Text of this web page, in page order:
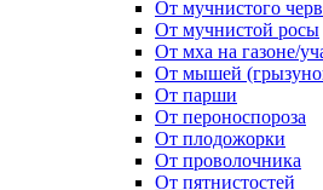
От мучнистого
От мучнистой росы
От мха на газоне/
От мышей
От парши
От пероноспороза
От плодожорки
От проволочника
От пятнистостей